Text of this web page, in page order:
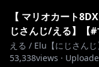
・スパチャ、メ
(@rekicon_)
※未成年者の視聴
【 マリオカート
じさんじ/える】【#
える / Elu【にじさんじ
53,338views ·